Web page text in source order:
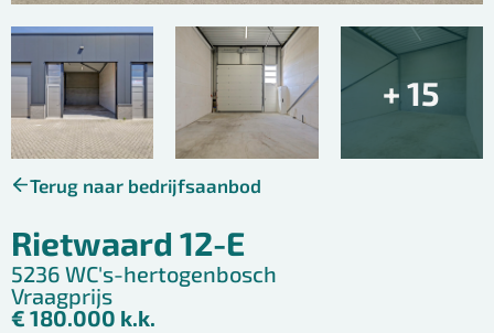
+ 15
Terug naar bedrijfsaanbod
Rietwaard 12-E
5236 WC's-hertogenbosch
Vraagprijs
€ 180.000 k.k.